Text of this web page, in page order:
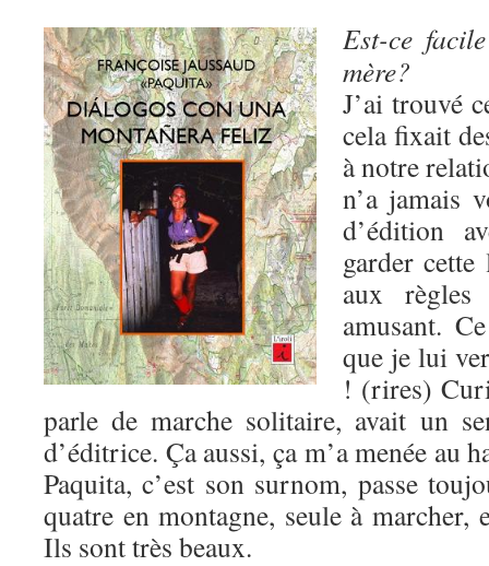
Est-ce
mère?
J’ai trouvé
cela fixait
à notre
n’a jamais
d’édition
garder
aux règles
amusant.
que je lui
! (rires)
parle de marche solitaire, avait un
d’éditrice. Ça aussi, ça m’a menée au
Paquita, c’est son surnom, passe
quatre en montagne, seule à marcher,
Ils sont très beaux.